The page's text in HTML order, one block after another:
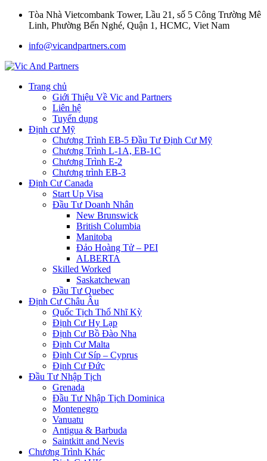
Tòa Nhà Vietcombank Tower, Lầu 21, số 5 Công Trường Mê
Linh, Phường Bến Nghé, Quận 1, HCMC, Viet Nam
info@vicandpartners.com
Trang chủ
Giới Thiệu Về Vic and Partners
Liên hệ
Tuyển dụng
Định cư Mỹ
Chương Trình EB-5 Đầu Tư Định Cư Mỹ
Chương Trình L-1A, EB-1C
Chương Trình E-2
Chương trình EB-3
Định Cư Canada
Start Up Visa
Đầu Tư Doanh Nhân
New Brunswick
British Columbia
Manitoba
Đảo Hoàng Tử – PEI
ALBERTA
Skilled Worked
Saskatchewan
Đầu Tư Quebec
Định Cư Châu Âu
Quốc Tịch Thổ Nhĩ Kỳ
Định Cư Hy Lạp
Định Cư Bồ Đào Nha
Định Cư Malta
Định Cư Síp – Cyprus
Định Cư Đức
Đầu Tư Nhập Tịch
Grenada
Đầu Tư Nhập Tịch Dominica
Montenegro
Vanuatu
Antigua & Barbuda
Saintkitt and Nevis
Chương Trình Khác